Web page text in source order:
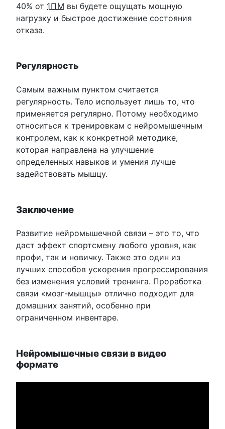
40% от 1ПМ вы будете ощущать мощную
нагрузку и быстрое достижение состояния
отказа.
Регулярность
Самым важным пунктом считается
регулярность. Тело использует лишь то, что
применяется регулярно. Потому необходимо
относиться к тренировкам с нейромышечным
контролем, как к конкретной методике,
которая направлена на улучшение
определенных навыков и умения лучше
задействовать мышцу.
Заключение
Развитие нейромышечной связи – это то, что
даст эффект спортсмену любого уровня, как
профи, так и новичку. Также это один из
лучших способов ускорения прогрессирования
без изменения условий тренинга. Проработка
связи «мозг-мышцы» отлично подходит для
домашних занятий, особенно при
ограниченном инвентаре.
Нейромышечные связи в видео
формате